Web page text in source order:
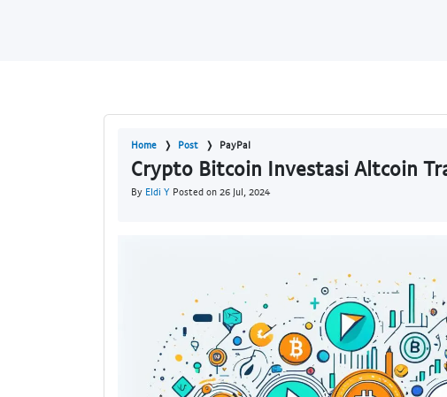
Home Post PayPal
Crypto Bitcoin Investasi Altcoin
By Eldi Y Posted on 26 Jul, 2024